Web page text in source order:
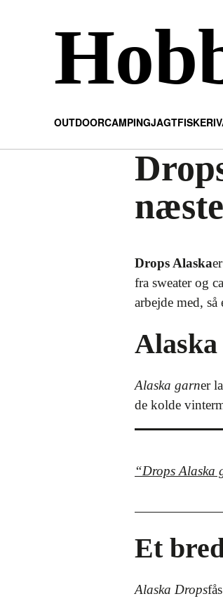
OUTDOORCAMPINGJAGTFISKERI
Drops Alaska
fra sweater og
arbejde med, så
Alaska garner
de kolde
“Drops Alaska
Et
Alaska Drops